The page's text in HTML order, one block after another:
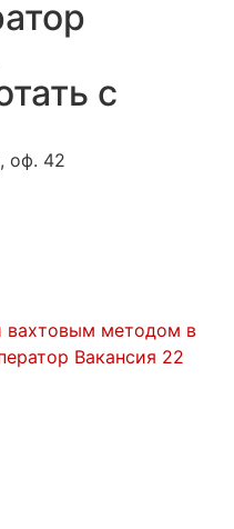
с
оф. 42
вахтовым методом в
Вакансия 22